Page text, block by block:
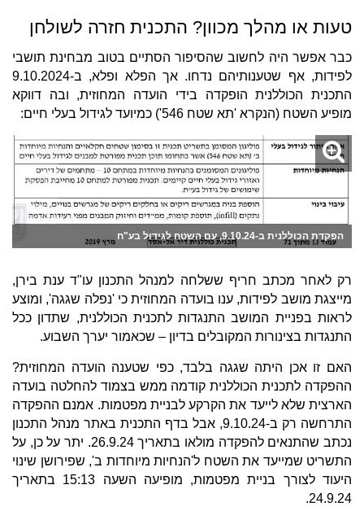
טעות או מהלך מכוון? התכנית חזרה לשולחן
כבר אפשר היה לחשוב שהסיפור הסתיים בטוב מבחינת תושבי
לפידות, אף שטענותיהם נדחו. אך הפלא ופלא, ב-9.10.2024
התכנית הכוללנית הופקדה בידי הועדה המחוזית, ובה דווקא
מופיע השטח (הנקרא 'תא שטח 546') כמיועד לגידול בעלי חיים:
הפקדת הכוללנית ב-9.10.24, עם השטח לגידול בע"ח
רק לאחר מכתב חריף ששלחה למנהל התכנון עו"ד ענת בירן,
מייצגת מושב לפידות, ענו בועדה המחוזית כי 'נפלה שגגה', ומוצע
לראות בפניית המושב התנגדות לתכנית הכוללנית, שתדון ככל
התנגדות בצינורות המקובלים בדיון – שכאמור יערך השבוע.
האם זו אכן היתה שגגה בלבד, כפי שטענה הועדה המחוזית?
ההפקדה לתכנית הכוללנית קודמה ממש בצמוד להחלטה בועדה
הארצית שלא לייעד את הקרקע לבניית מפטמות. אמנם ההפקדה
התרחשה רק ב-9.10.24, אבל בדף התכנית באתר מנהל התכנון
נכתב שהתנאים להפקדה מולאו בתאריך 26.9.24. יתר על כן, על
התשריט שמייעד את השטח ל'הנחיות מיוחדות ב', שפירושן שינוי
היעוד לצורך בניית מפטמות, מופיעה השעה 15:13 בתאריך
24.9.24.